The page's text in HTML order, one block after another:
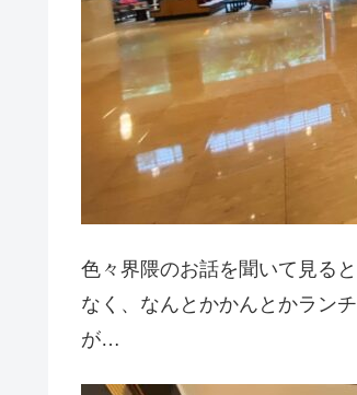
色々界隈のお話を聞いて見る
なく、なんとかかんとかラン
が…